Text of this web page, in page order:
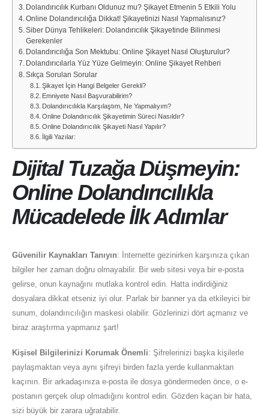
Dolandırıcılık Kurbanı Oldunuz mu? Şikayet Etmenin 5 Etkili Yolu
Online Dolandırıcılığa Dikkat! Şikayetinizi Nasıl Yapmalısınız?
Siber Dünya Tehlikeleri: Dolandırıcılık Şikayetinde Bilinmesi
Gerekenler
Dolandırıcılığa Son Mektubu: Online Şikayet Nasıl Oluşturulur?
Dolandırıcılarla Yüz Yüze Gelmeyin: Online Şikayet Rehberi
Sıkça Sorulan Sorular
Şikayet İçin Hangi Belgeler Gerekli?
Emniyete Nasıl Başvurabilirim?
Dolandırıcılıkla Karşılaştım, Ne Yapmalıyım?
Online Dolandırıcılık Şikayetimin Süreci Nasıldır?
Online Dolandırıcılık Şikayeti Nasıl Yapılır?
İlgili Yazılar:
Dijital Tuzağa Düşmeyin:
Online Dolandırıcılıkla
Mücadelede İlk Adımlar
Güvenilir Kaynakları Tanıyın: İnternette gezinirken karşınıza çıkan
bilgiler her zaman doğru olmayabilir. Bir web sitesi veya bir e-posta
gelirse, onun kaynağını mutlaka kontrol edin. Hatta indirdiğiniz
dosyalara dikkat etseniz iyi olur. Parlak bir banner ya da etkileyici bir
sunum, dolandırıcılığın maskesi olabilir. Gözlerinizi dört açmanız ve
biraz araştırma yapmanız şart!
Kişisel Bilgilerinizi Korumak Önemli: Şifrelerinizi başka kişilerle
paylaşmaktan veya aynı şifreyi birden fazla yerde kullanmaktan
kaçının. Bir arkadaşınıza e-posta ile dosya göndermeden önce, o e-
postanın gerçek olup olmadığını kontrol edin. Gözden kaçan bir hata,
sizi büyük bir zarara uğratabilir.